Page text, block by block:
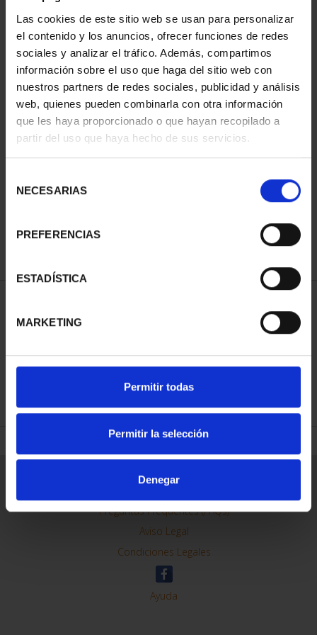
Las cookies de este sitio web se usan para personalizar
el contenido y los anuncios, ofrecer funciones de redes
sociales y analizar el tráfico. Además, compartimos
información sobre el uso que haga del sitio web con
nuestros partners de redes sociales, publicidad y análisis
web, quienes pueden combinarla con otra información
que les haya proporcionado o que hayan recopilado a
partir del uso que haya hecho de sus servicios.
NECESARIAS
PREFERENCIAS
ESTADÍSTICA
MARKETING
Permitir todas
Permitir la selección
Denegar
CAPITALES DE
PROVINCIA COLECCION
3.796,00 €
REFINAR
Información General
Contacto
Preguntas Frequentes (FAQs)
Aviso Legal
Condiciones Legales
Ayuda